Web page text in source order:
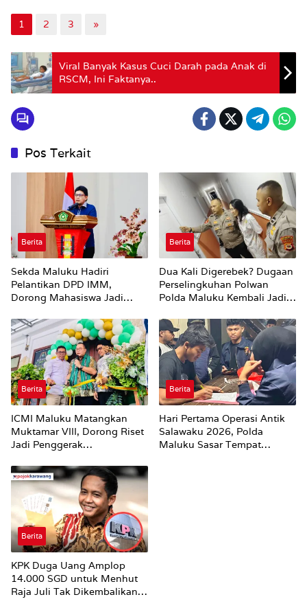
tentang Wisuda Diploma,
Sarjana, Magister dan
Doktor Periode I 2024,
dimana ditetapkan 8
orang diploma, 424
sarjana, 6 Magister dan 2
Doktor. Pj Gubernur
Maluku Sadali, Le,
menerangkan Provinsi
Maluku sebagai wilayah
kepulauan,…
1 2 3 »
Viral Banyak Kasus Cuci Darah pada Anak di
RSCM, Ini Faktanya..
Pos Terkait
Berita
Sekda Maluku Hadiri
Pelantikan DPD IMM,
Dorong Mahasiswa Jadi
Strategis Pemerintah
Berita
Dua Kali Digerebek? Dugaan
Perselingkuhan Polwan
Polda Maluku Kembali Jadi
Berita
ICMI Maluku Matangkan
Muktamar VIII, Dorong Riset
Jadi Penggerak
Berita
Hari Pertama Operasi Antik
Salawaku 2026, Polda
Maluku Sasar Tempat
Berita
KPK Duga Uang Amplop
14.000 SGD untuk Menhut
Raja Juli Tak Dikembalikan